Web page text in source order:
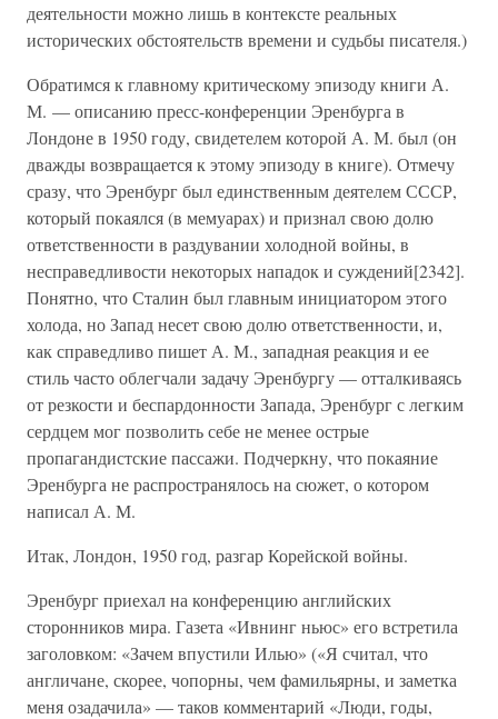
деятельности можно лишь в контексте реальных
исторических обстоятельств времени и судьбы писателя.)
Обратимся к главному критическому эпизоду книги А.
М. — описанию пресс-конференции Эренбурга в
Лондоне в 1950 году, свидетелем которой А. М. был (он
дважды возвращается к этому эпизоду в книге). Отмечу
сразу, что Эренбург был единственным деятелем СССР,
который покаялся (в мемуарах) и признал свою долю
ответственности в раздувании холодной войны, в
несправедливости некоторых нападок и суждений[2342].
Понятно, что Сталин был главным инициатором этого
холода, но Запад несет свою долю ответственности, и,
как справедливо пишет А. М., западная реакция и ее
стиль часто облегчали задачу Эренбургу — отталкиваясь
от резкости и беспардонности Запада, Эренбург с легким
сердцем мог позволить себе не менее острые
пропагандистские пассажи. Подчеркну, что покаяние
Эренбурга не распространялось на сюжет, о котором
написал А. М.
Итак, Лондон, 1950 год, разгар Корейской войны.
Эренбург приехал на конференцию английских
сторонников мира. Газета «Ивнинг ньюс» его встретила
заголовком: «Зачем впустили Илью» («Я считал, что
англичане, скорее, чопорны, чем фамильярны, и заметка
меня озадачила» — таков комментарий «Люди, годы,